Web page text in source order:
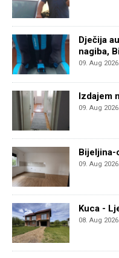
Dječija
nagiba,
09. Aug 2026.
Izdajem
09. Aug 2026.
Bijeljina-
09. Aug 2026.
Kuca -
08. Aug 2026.